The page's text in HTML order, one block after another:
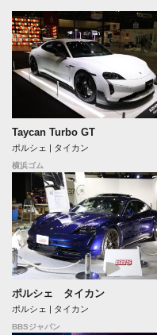
Taycan Turbo GT
ポルシェ | タイカン
横浜ゴム
ポルシェ タイカン
ポルシェ | タイカン
BBSジャパン